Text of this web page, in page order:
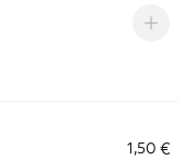
1,50 €